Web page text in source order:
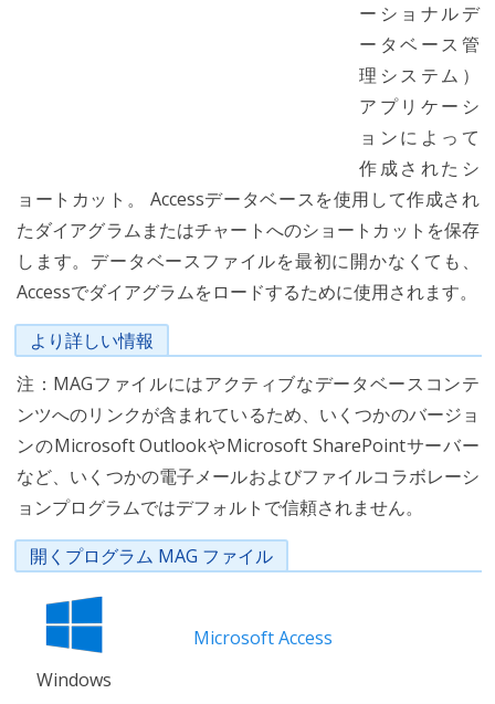
ーショナルデ
ータベース管
理システム）
アプリケーシ
ョンによって
作成されたシ
ョートカット。 Accessデータベースを使用して作成され
たダイアグラムまたはチャートへのショートカットを保存
します。データベースファイルを最初に開かなくても、
Accessでダイアグラムをロードするために使用されます。
より詳しい情報
注：MAGファイルにはアクティブなデータベースコンテ
ンツへのリンクが含まれているため、いくつかのバージョ
ンのMicrosoft OutlookやMicrosoft SharePointサーバー
など、いくつかの電子メールおよびファイルコラボレーシ
ョンプログラムではデフォルトで信頼されません。
開くプログラム MAG ファイル
Windows
Microsoft Access